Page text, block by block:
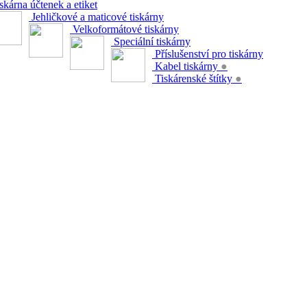
účtenek a etiket
Jehličkové a maticové tiskárny
Velkoformátové tiskárny
Speciální tiskárny
Příslušenství pro tiskárny
Kabel tiskárny ●
Tiskárenské štítky ●